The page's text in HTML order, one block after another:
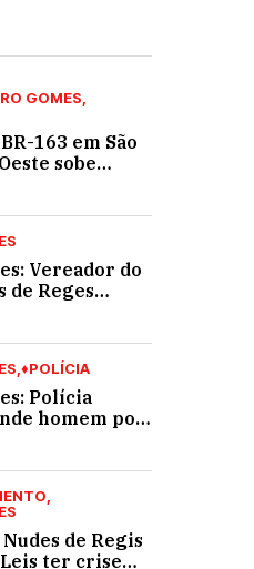
GOMES
163 em São
sobe
a custar R$
desta quarta-
Vereador do
de Reges
MS e
♦POLÍCIA
Polícia
homem por
dois
dela
de Regis
Leis ter crise